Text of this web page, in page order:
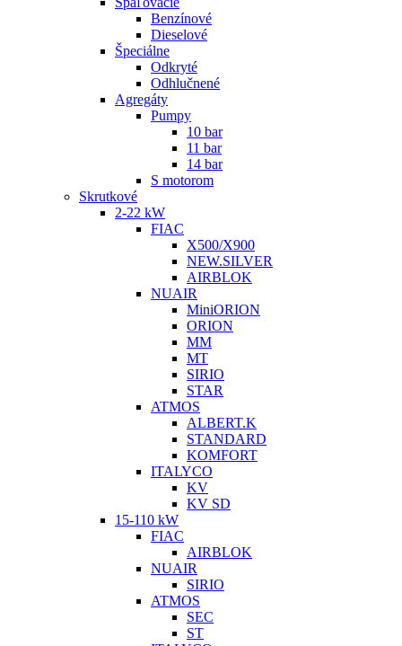
Benzínové
Dieselové
Špeciálne
Odkryté
Odhlučnené
Agregáty
Pumpy
10 bar
11 bar
14 bar
S motorom
Skrutkové
2-22 kW
FIAC
X500/X900
NEW.SILVER
AIRBLOK
NUAIR
MiniORION
ORION
MM
MT
SIRIO
STAR
ATMOS
ALBERT.K
STANDARD
KOMFORT
ITALYCO
KV
KV SD
15-110 kW
FIAC
AIRBLOK
NUAIR
SIRIO
ATMOS
SEC
ST